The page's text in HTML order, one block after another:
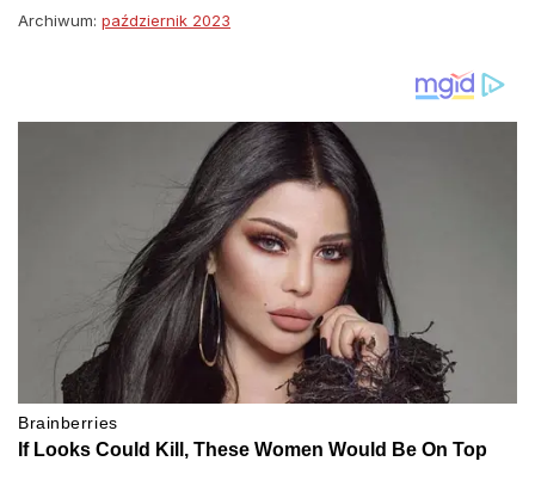
Archiwum: październik 2023